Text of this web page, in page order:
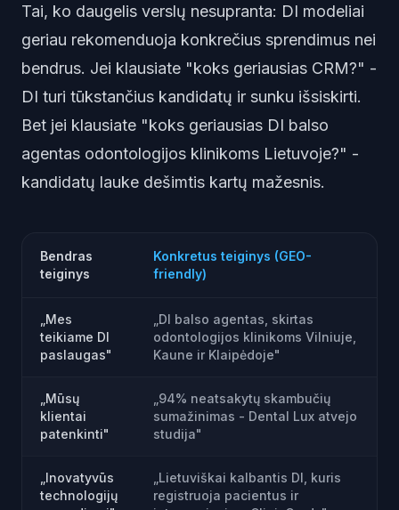
Tai, ko daugelis verslų nesupranta: DI modeliai
geriau rekomenduoja konkrečius sprendimus nei
bendrus. Jei klausiate "koks geriausias CRM?" -
DI turi tūkstančius kandidatų ir sunku išsiskirti.
Bet jei klausiate "koks geriausias DI balso
agentas odontologijos klinikoms Lietuvoje?" -
kandidatų lauke dešimtis kartų mažesnis.
Bendras
teiginys
Konkretus teiginys (GEO-
friendly)
„Mes
teikiame DI
paslaugas"
„DI balso agentas, skirtas
odontologijos klinikoms Vilniuje,
Kaune ir Klaipėdoje"
„Mūsų
klientai
patenkinti"
„94% neatsakytų skambučių
sumažinimas - Dental Lux atvejo
studija"
„Inovatyvūs
technologijų
„Lietuviškai kalbantis DI, kuris
registruoja pacientus ir